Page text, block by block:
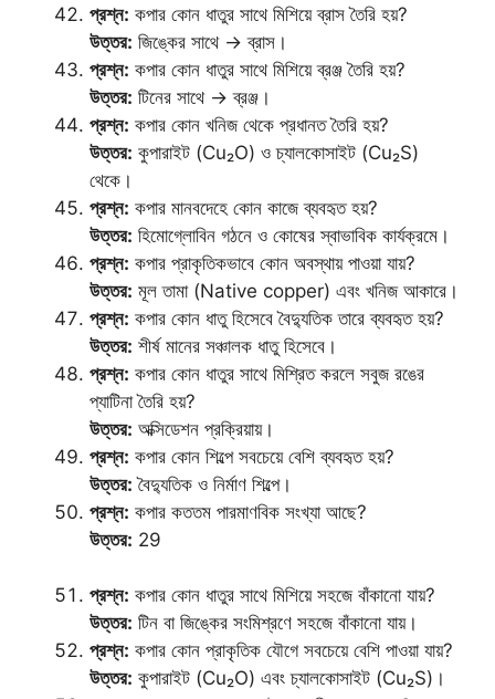
প্রশ্ন: কপার কোন ধাতুর সাথে মিশিয়ে ব্রাস তৈরি হয়?
উত্তর: জিঙ্কের সাথে → ব্রাস।
প্রশ্ন: কপার কোন ধাতুর সাথে মিশিয়ে ব্রঞ্জ তৈরি হয়?
উত্তর: টিনের সাথে → ব্রঞ্জ।
প্রশ্ন: কপার কোন খনিজ থেকে প্রধানত তৈরি হয়?
উত্তর: কুপারাইট (Cu₂O) ও চ্যালকোসাইট (Cu₂S)
থেকে।
প্রশ্ন: কপার মানবদেহে কোন কাজে ব্যবহৃত হয়?
উত্তর: হিমোগ্লোবিন গঠনে ও কোষের স্বাভাবিক কার্যক্রমে।
প্রশ্ন: কপার প্রাকৃতিকভাবে কোন অবস্থায় পাওয়া যায়?
উত্তর: মূল তামা (Native copper) এবং খনিজ আকারে।
প্রশ্ন: কপার কোন ধাতু হিসেবে বৈদ্যুতিক তারে ব্যবহৃত হয়?
উত্তর: শীর্ষ মানের সঞ্চালক ধাতু হিসেবে।
প্রশ্ন: কপার কোন ধাতুর সাথে মিশ্রিত করলে সবুজ রঙের
প্যাটিনা তৈরি হয়?
উত্তর: অক্সিডেশন প্রক্রিয়ায়।
প্রশ্ন: কপার কোন শিল্পে সবচেয়ে বেশি ব্যবহৃত হয়?
উত্তর: বৈদ্যুতিক ও নির্মাণ শিল্পে।
প্রশ্ন: কপার কততম পারমাণবিক সংখ্যা আছে?
উত্তর: 29
প্রশ্ন: কপার কোন ধাতুর সাথে মিশিয়ে সহজে বাঁকানো যায়?
উত্তর: টিন বা জিঙ্কের সংমিশ্রণে সহজে বাঁকানো যায়।
প্রশ্ন: কপার কোন প্রাকৃতিক যৌগে সবচেয়ে বেশি পাওয়া যায়?
উত্তর: কুপারাইট (Cu₂O) এবং চ্যালকোসাইট (Cu₂S)।